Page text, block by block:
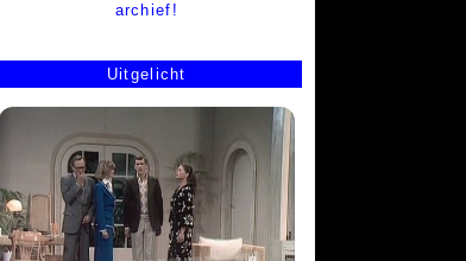
archief!
Uitgelicht